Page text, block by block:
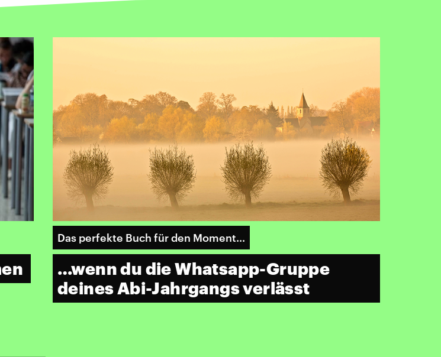
Das perfekte Buch für den Moment...
…wenn du die Whatsapp-Gruppe
deines Abi-Jahrgangs verlässt